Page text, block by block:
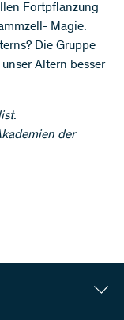
Fortpflanzung
Magie.
Die Gruppe
Altern besser
der